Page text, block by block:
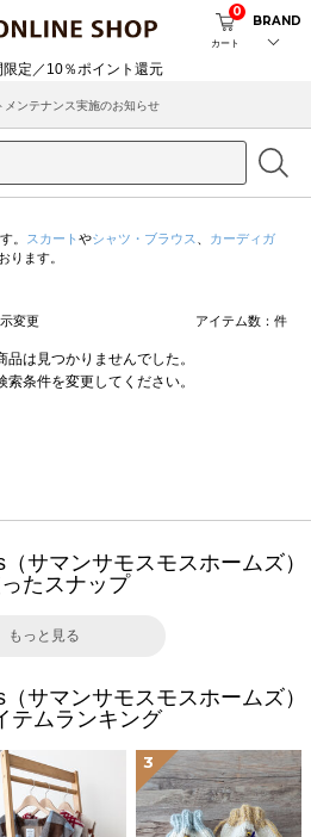
カート
0
BRAND
ンテナンス実施のお知らせ
。 スカート やシャツ・ブラウス
カーディガ
ります。
変更 アイテム数： 件
品は見つかりませんでした。
索条件を変更してください。
サマンサモスモスホームズ）
たスナップ
もっと見る
サマンサモスモスホームズ）
テムランキング
3